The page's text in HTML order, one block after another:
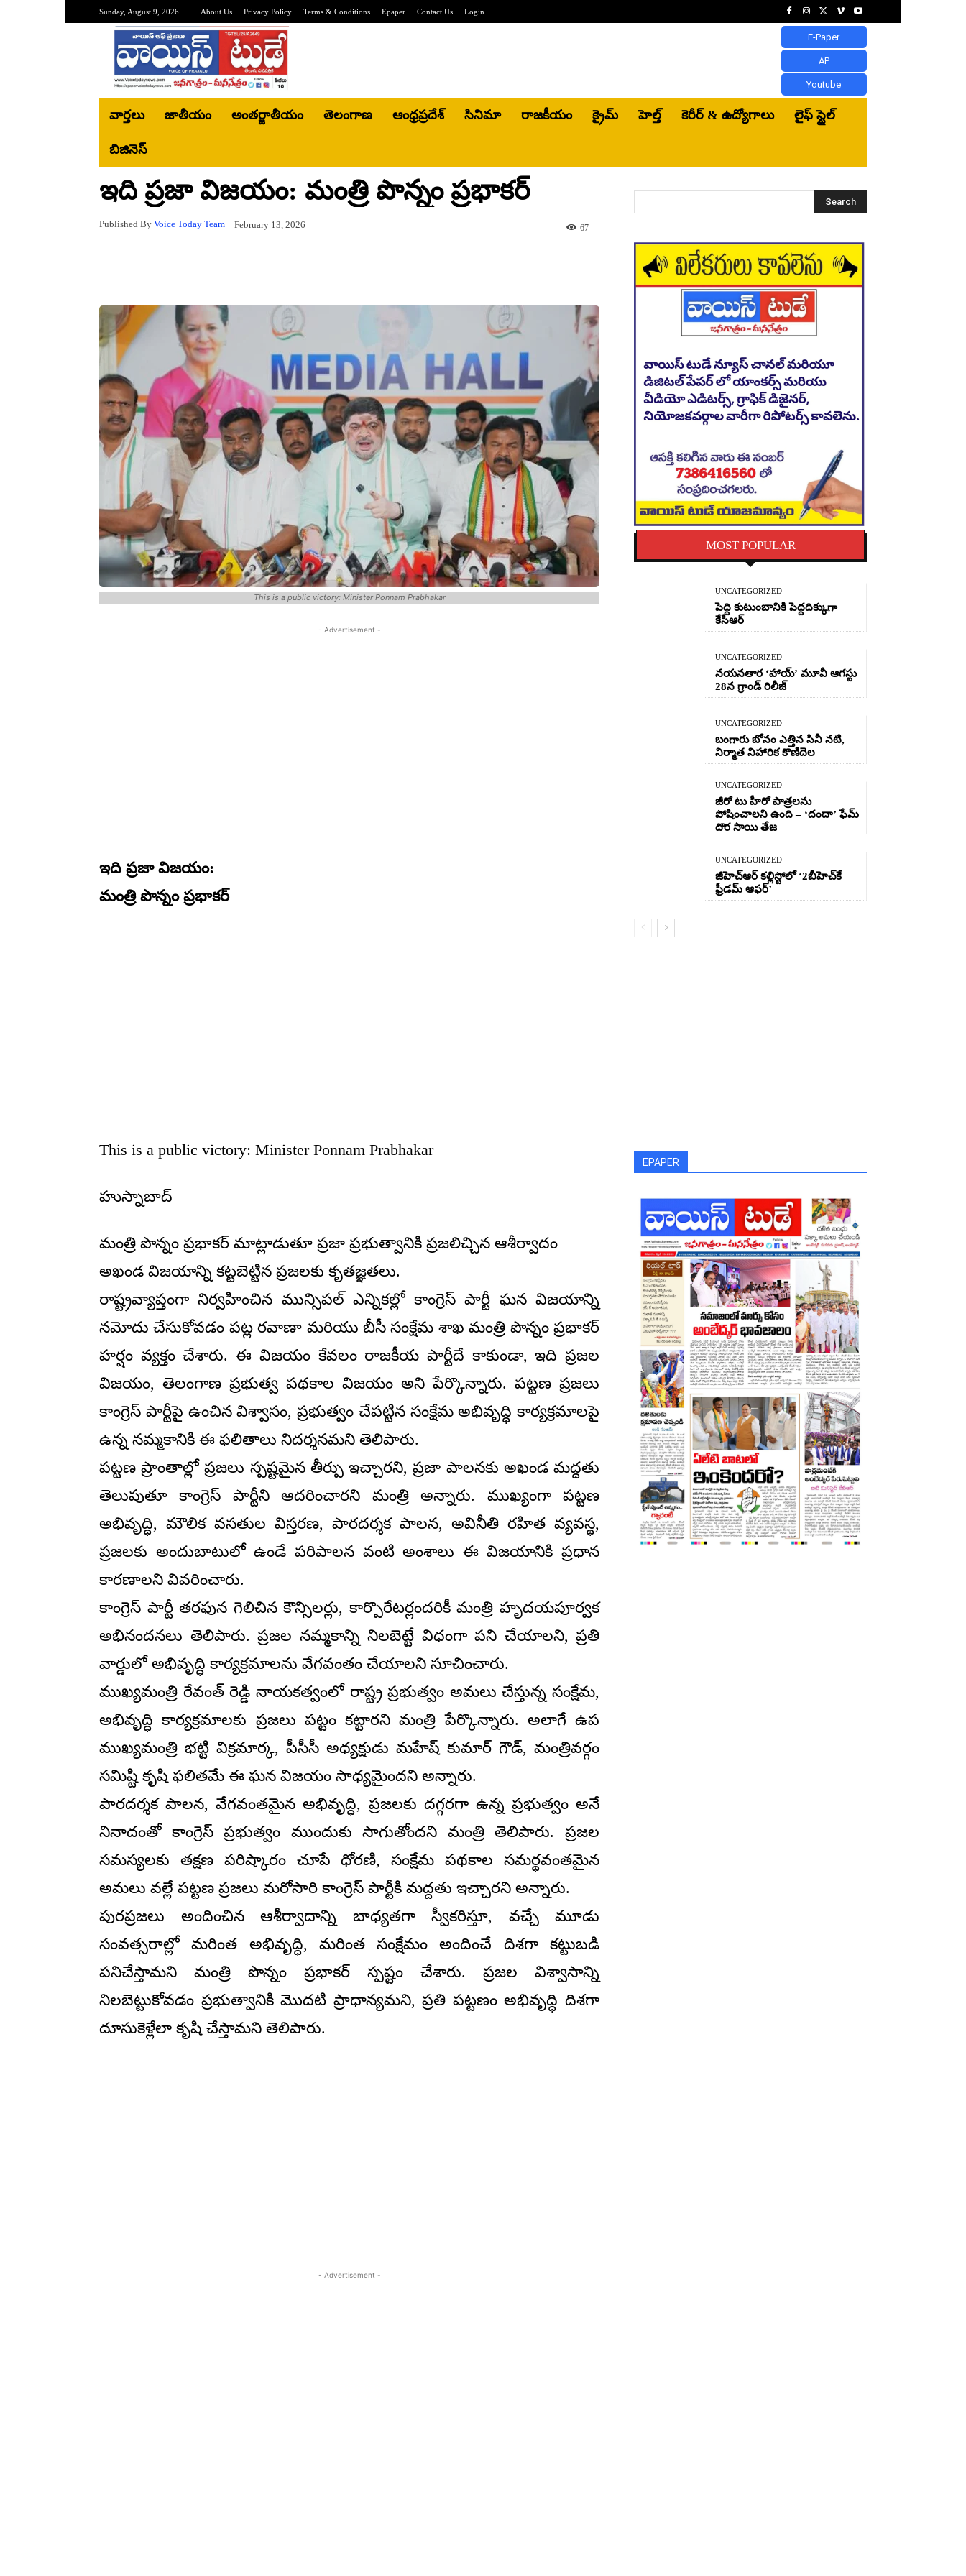
Sunday, August 9, 2026 About Us Privacy Policy Terms & Conditions Epaper Contact Us Login
E-Paper
AP
Youtube
వార్తలు జాతీయం అంతర్జాతీయం తెలంగాణ ఆంధ్రప్రదేశ్ సినిమా రాజకీయం క్రైమ్ హెల్త్‌ కెరీర్ & ఉద్యోగాలు లైఫ్ స్టైల్
బిజినెస్‌
ఇది ప్రజా విజయం: మంత్రి పొన్నం ప్ర‌భాక‌ర్
Published By Voice Today Team February 13, 2026 67
This is a public victory: Minister Ponnam Prabhakar
- Advertisement -
ఇది ప్రజా విజయం:
మంత్రి పొన్నం ప్ర‌భాక‌ర్
This is a public victory: Minister Ponnam Prabhakar
హుస్నాబాద్
మంత్రి పొన్నం ప్రభాకర్ మాట్లాడుతూ ప్ర‌జా ప్ర‌భుత్వానికి ప్ర‌జ‌లిచ్చిన ఆశీర్వాదం
అఖండ విజ‌యాన్ని క‌ట్ట‌బెట్టిన ప్ర‌జ‌ల‌కు కృత‌జ్ఞ‌త‌లు.
రాష్ట్రవ్యాప్తంగా నిర్వహించిన మున్సిపల్ ఎన్నికల్లో కాంగ్రెస్ పార్టీ ఘన విజయాన్ని
నమోదు చేసుకోవడం పట్ల రవాణా మరియు బీసీ సంక్షేమ శాఖ మంత్రి పొన్నం ప్రభాకర్
హర్షం వ్యక్తం చేశారు. ఈ విజయం కేవలం రాజకీయ పార్టీదే కాకుండా, ఇది ప్రజల
విజయం, తెలంగాణ ప్రభుత్వ పథకాల విజయం అని పేర్కొన్నారు. పట్టణ ప్రజలు
కాంగ్రెస్ పార్టీపై ఉంచిన విశ్వాసం, ప్రభుత్వం చేపట్టిన సంక్షేమ అభివృద్ధి కార్యక్రమాలపై
ఉన్న నమ్మకానికి ఈ ఫలితాలు నిదర్శనమని తెలిపారు.
పట్టణ ప్రాంతాల్లో ప్రజలు స్పష్టమైన తీర్పు ఇచ్చారని, ప్రజా పాలనకు అఖండ మద్దతు
తెలుపుతూ కాంగ్రెస్ పార్టీని ఆదరించారని మంత్రి అన్నారు. ముఖ్యంగా పట్టణ
అభివృద్ధి, మౌలిక వసతుల విస్తరణ, పారదర్శక పాలన, అవినీతి రహిత వ్యవస్థ,
ప్రజలకు అందుబాటులో ఉండే పరిపాలన వంటి అంశాలు ఈ విజయానికి ప్రధాన
కారణాలని వివరించారు.
కాంగ్రెస్ పార్టీ తరఫున గెలిచిన కౌన్సిలర్లు, కార్పొరేటర్లందరికీ మంత్రి హృదయపూర్వక
అభినందనలు తెలిపారు. ప్రజల నమ్మకాన్ని నిలబెట్టే విధంగా పని చేయాలని, ప్రతి
వార్డులో అభివృద్ధి కార్యక్రమాలను వేగవంతం చేయాలని సూచించారు.
ముఖ్యమంత్రి రేవంత్ రెడ్డి నాయకత్వంలో రాష్ట్ర ప్రభుత్వం అమలు చేస్తున్న సంక్షేమ,
అభివృద్ధి కార్యక్రమాలకు ప్రజలు పట్టం కట్టారని మంత్రి పేర్కొన్నారు. అలాగే ఉప
ముఖ్యమంత్రి భట్టి విక్రమార్క, పీసీసీ అధ్యక్షుడు మహేష్ కుమార్ గౌడ్, మంత్రివర్గం
సమిష్టి కృషి ఫలితమే ఈ ఘన విజయం సాధ్యమైందని అన్నారు.
పారదర్శక పాలన, వేగవంతమైన అభివృద్ధి, ప్రజలకు దగ్గరగా ఉన్న ప్రభుత్వం అనే
నినాదంతో కాంగ్రెస్ ప్రభుత్వం ముందుకు సాగుతోందని మంత్రి తెలిపారు. ప్రజల
సమస్యలకు తక్షణ పరిష్కారం చూపే ధోరణి, సంక్షేమ పథకాల సమర్థవంతమైన
అమలు వల్లే పట్టణ ప్రజలు మరోసారి కాంగ్రెస్ పార్టీకి మద్దతు ఇచ్చారని అన్నారు.
పురప్రజలు అందించిన ఆశీర్వాదాన్ని బాధ్యతగా స్వీకరిస్తూ, వచ్చే మూడు
సంవత్సరాల్లో మరింత అభివృద్ధి, మరింత సంక్షేమం అందించే దిశగా కట్టుబడి
పనిచేస్తామని మంత్రి పొన్నం ప్రభాకర్ స్పష్టం చేశారు. ప్రజల విశ్వాసాన్ని
నిలబెట్టుకోవడం ప్రభుత్వానికి మొదటి ప్రాధాన్యమని, ప్రతి పట్టణం అభివృద్ధి దిశగా
దూసుకెళ్లేలా కృషి చేస్తామని తెలిపారు.
- Advertisement -
Search
MOST POPULAR
UNCATEGORIZED
పెద్ది కుటుంబానికి పెద్దదిక్కుగా
కేసీఆర్
UNCATEGORIZED
నయనతార ‘హాయ్’ మూవీ ఆగస్టు
28న గ్రాండ్ రిలీజ్
UNCATEGORIZED
బంగారు బోనం ఎత్తిన సినీ నటి,
నిర్మాత నిహారిక కొణిదెల
UNCATEGORIZED
జీరో టు హీరో పాత్రలను
పోషించాలని ఉంది – ‘దందా’ ఫేమ్
దొర సాయి తేజ
UNCATEGORIZED
జీహెచ్ఆర్‌ కల్లిస్టోలో ‘2బీహెచ్‌కే
ఫ్రీడమ్ ఆఫర్’
EPAPER